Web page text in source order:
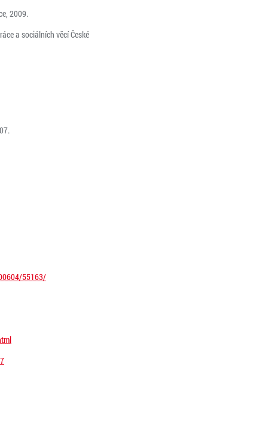
2009.
a sociálních věcí České
55163/